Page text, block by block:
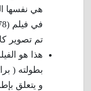
هي نفسها
تم تصوير
هذا هو
بطولته (
و يتعلق